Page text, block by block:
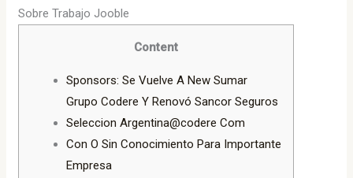
Sobre Trabajo Jooble
Content
Sponsors: Se Vuelve A New Sumar
Grupo Codere Y Renovó Sancor Seguros
Seleccion Argentina@codere Com
Con O Sin Conocimiento Para Importante
Empresa